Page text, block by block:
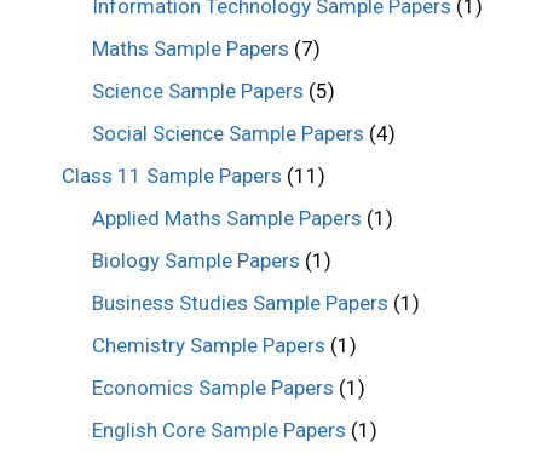
Information Technology Sample Papers (1)
Maths Sample Papers (7)
Science Sample Papers (5)
Social Science Sample Papers (4)
Class 11 Sample Papers (11)
Applied Maths Sample Papers (1)
Biology Sample Papers (1)
Business Studies Sample Papers (1)
Chemistry Sample Papers (1)
Economics Sample Papers (1)
English Core Sample Papers (1)